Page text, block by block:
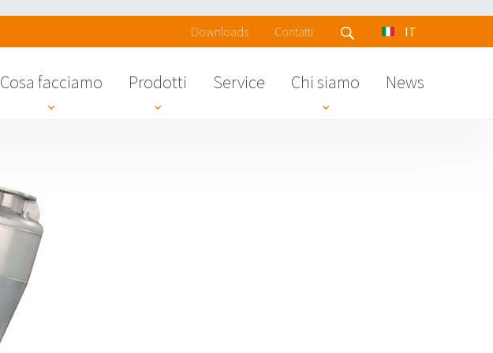
Downloads Contatti IT
Cosa facciamo Prodotti Service Chi siamo News